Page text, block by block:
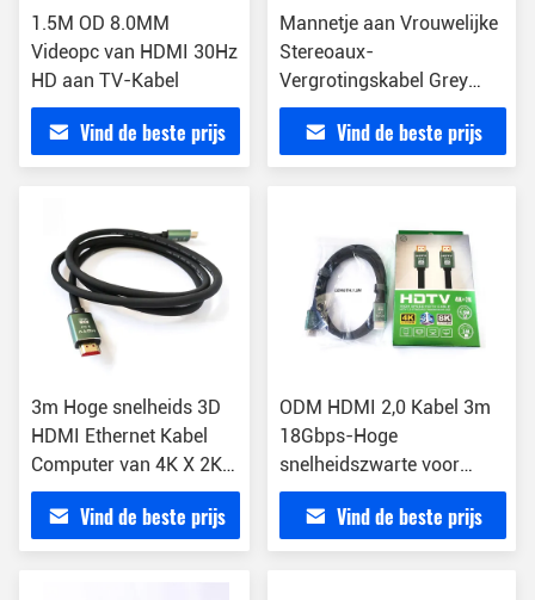
1.5M OD 8.0MM
Videopc van HDMI 30Hz
HD aan TV-Kabel
Vind de beste prijs
Mannetje aan Vrouwelijke
Stereoaux-
Vergrotingskabel Grey
Color
Vind de beste prijs
3m Hoge snelheids 3D
HDMI Ethernet Kabel
Computer van 4K X 2K-
aan TV-Vertoning
Vind de beste prijs
ODM HDMI 2,0 Kabel 3m
18Gbps-Hoge
snelheidszwarte voor
DVD-Speler
Vind de beste prijs